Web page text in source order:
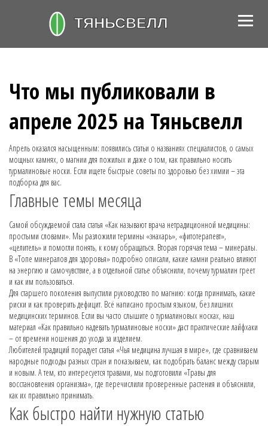
Что мы публиковали в
апреле 2025 на Тяньсвелл
Апрель оказался насыщенным: появились статьи о названиях специалистов, о самых
мощных камнях, о магнии для пожилых и даже о том, как правильно носить
турмалиновые носки. Если ищете быстрые советы по здоровью без химии – эта
подборка для вас.
Главные темы месяца
Самой обсуждаемой стала статья «Как называют врача нетрадиционной медицины:
простыми словами». Мы разложили термины «знахарь», «фитотерапевт»,
«целитель» и помогли понять, к кому обращаться. Вторая горячая тема – минералы.
В «Топе минералов для здоровья» подробно описали, какие камни реально влияют
на энергию и самочувствие, а в отдельной статье объяснили, почему турмалин греет
и как им пользоваться.
Для старшего поколения выпустили руководство по магнию: когда принимать, какие
риски и как проверить дефицит. Всё написано простым языком, без лишних
медицинских терминов. Если вы часто слышите о турмалиновых носках, наш
материал «Как правильно надевать турмалиновые носки» даст практические лайфхаки
– от времени ношения до ухода за изделием.
Любителей традиций порадует статья «Чья медицина лучшая в мире», где сравниваем
народные подходы разных стран и показываем, как подобрать баланс между старым
и новым. А тем, кто интересуется травами, мы подготовили «Травы для
восстановления организма», где перечислили проверенные растения и объяснили,
как их правильно принимать.
Как быстро найти нужную статью